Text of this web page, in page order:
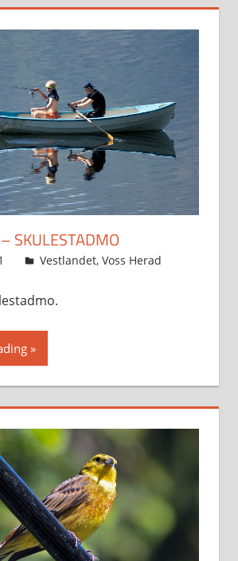
SKULESTADMO
Svein
Vestlandet, Voss Herad